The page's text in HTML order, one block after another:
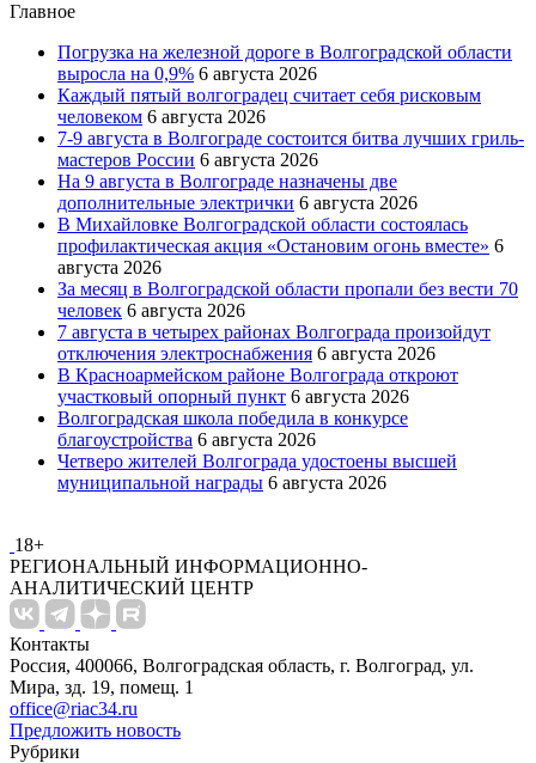
Главное
Погрузка на железной дороге в Волгоградской области
выросла на 0,9% 6 августа 2026
Каждый пятый волгоградец считает себя рисковым
человеком 6 августа 2026
7-9 августа в Волгограде состоится битва лучших гриль-
мастеров России 6 августа 2026
На 9 августа в Волгограде назначены две
дополнительные электрички 6 августа 2026
В Михайловке Волгоградской области состоялась
профилактическая акция «Остановим огонь вместе» 6
августа 2026
За месяц в Волгоградской области пропали без вести 70
человек 6 августа 2026
7 августа в четырех районах Волгограда произойдут
отключения электроснабжения 6 августа 2026
В Красноармейском районе Волгограда откроют
участковый опорный пункт 6 августа 2026
Волгоградская школа победила в конкурсе
благоустройства 6 августа 2026
Четверо жителей Волгограда удостоены высшей
муниципальной награды 6 августа 2026
18+
РЕГИОНАЛЬНЫЙ ИНФОРМАЦИОННО-
АНАЛИТИЧЕСКИЙ ЦЕНТР
Контакты
Россия, 400066, Волгоградская область, г. Волгоград, ул.
Мира, зд. 19, помещ. 1
office@riac34.ru
Предложить новость
Рубрики